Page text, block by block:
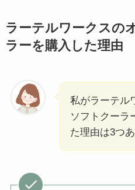
ラーテルワークスの
ラーを購入した理由
私がラーテル
ソフトクーラ
た理由は3つあ